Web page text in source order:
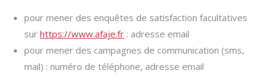
pour mener des enquêtes de satisfaction facultatives
sur https://www.afaje.fr : adresse email
pour mener des campagnes de communication (sms,
mail) : numéro de téléphone, adresse email